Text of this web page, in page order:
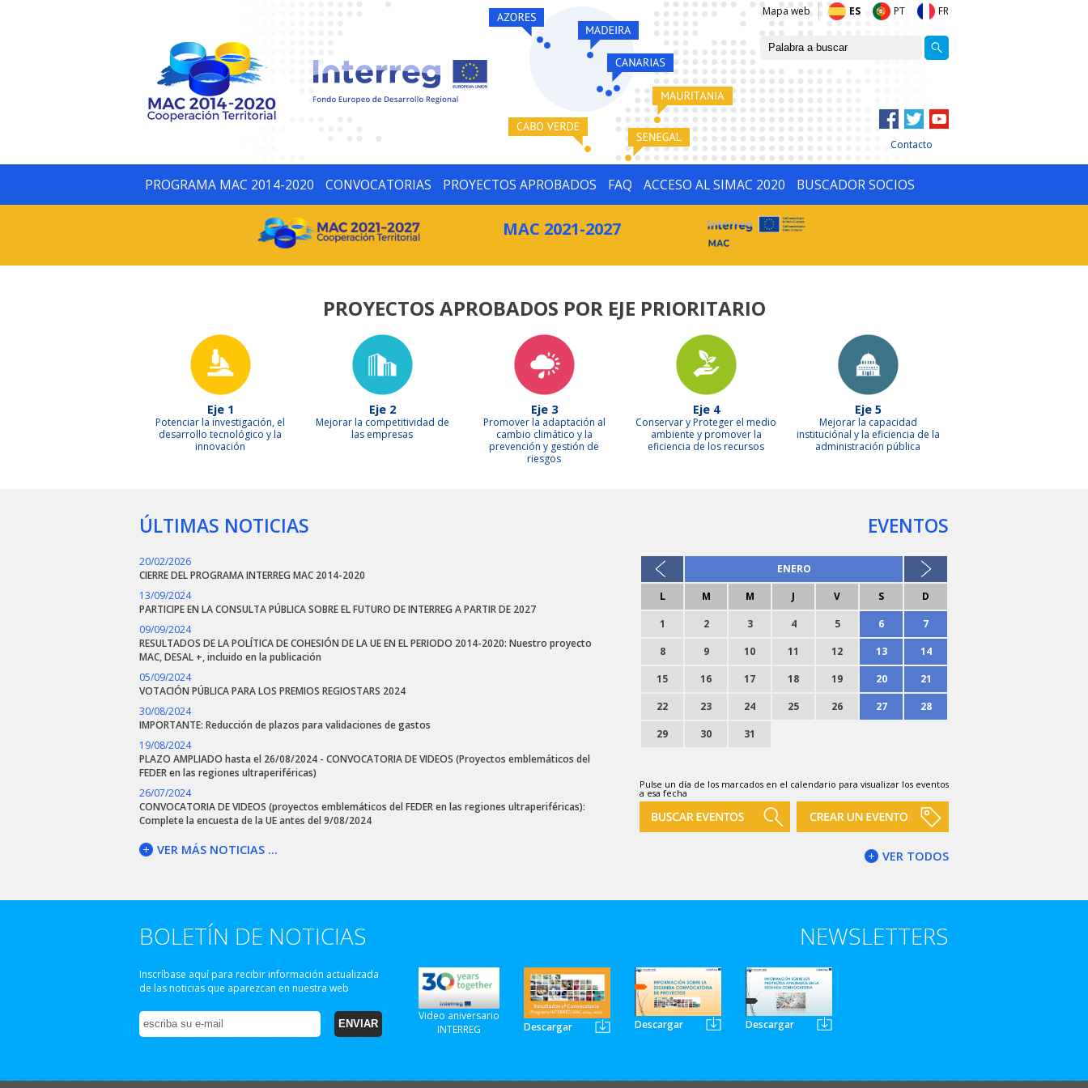
Mapa web ES PT FR
Contacto
PROGRAMA MAC 2014-2020 CONVOCATORIAS PROYECTOS APROBADOS FAQ ACCESO AL SIMAC 2020 BUSCADOR SOCIOS
MAC 2021-2027
PROYECTOS APROBADOS POR EJE PRIORITARIO
Eje 1
Potenciar la investigación, el
desarrollo tecnológico y la
innovación
Eje 2
Mejorar la competitividad de
las empresas
Eje 3
Promover la adaptación al
cambio climático y la
prevención y gestión de
riesgos
Eje 4
Conservar y Proteger el medio
ambiente y promover la
eficiencia de los recursos
Eje 5
Mejorar la capacidad
instituciónal y la eficiencia de la
administración pública
ÚLTIMAS NOTICIAS
20/02/2026
CIERRE DEL PROGRAMA INTERREG MAC 2014-2020
13/09/2024
PARTICIPE EN LA CONSULTA PÚBLICA SOBRE EL FUTURO DE INTERREG A PARTIR DE 2027
09/09/2024
RESULTADOS DE LA POLÍTICA DE COHESIÓN DE LA UE EN EL PERIODO 2014-2020: Nuestro proyecto
MAC, DESAL +, incluido en la publicación
05/09/2024
VOTACIÓN PÚBLICA PARA LOS PREMIOS REGIOSTARS 2024
30/08/2024
IMPORTANTE: Reducción de plazos para validaciones de gastos
19/08/2024
PLAZO AMPLIADO hasta el 26/08/2024 - CONVOCATORIA DE VIDEOS (Proyectos emblemáticos del
FEDER en las regiones ultraperiféricas)
26/07/2024
CONVOCATORIA DE VIDEOS (proyectos emblemáticos del FEDER en las regiones ultraperiféricas):
Complete la encuesta de la UE antes del 9/08/2024
VER MÁS NOTICIAS ...
EVENTOS
ENERO
L
M M J V S
D
1
2 3 4 5 6
7
8
9 10 11 12 13
14
15
16 17 18 19 20
21
22
23 24 25 26 27
28
29
30 31
Pulse un día de los marcados en el calendario para visualizar los eventos
a esa fecha
VER TODOS
BOLETÍN DE NOTICIAS
Inscríbase aquí para recibir información actualizada
de las noticias que aparezcan en nuestra web
NEWSLETTERS
Video aniversario
INTERREG
Descargar Descargar Descargar